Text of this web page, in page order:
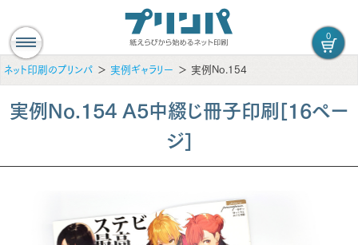
0
ネット印刷のプリンパ 実例ギャラリー 実例No.154
実例No.154 A5中綴じ冊子印刷[16ペー
ジ]